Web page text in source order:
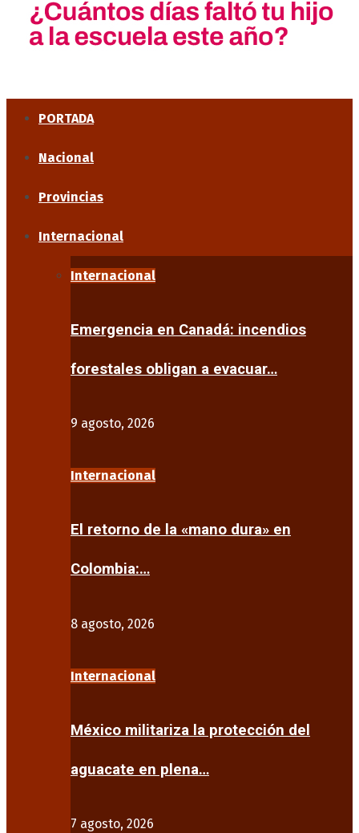
PORTADA
Nacional
Provincias
Internacional
Internacional
Emergencia en Canadá: incendios
forestales obligan a evacuar…
9 agosto, 2026
Internacional
El retorno de la «mano dura» en
Colombia:…
8 agosto, 2026
Internacional
México militariza la protección del
aguacate en plena…
7 agosto, 2026